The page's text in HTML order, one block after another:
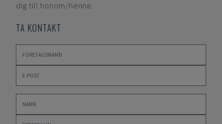
dig till honom/henne.
TA KONTAKT